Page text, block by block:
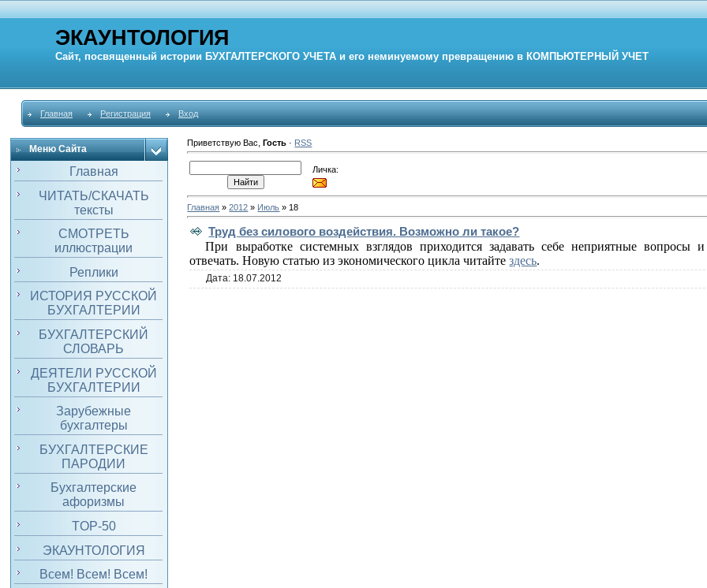
ЭКАУНТОЛОГИЯ
Сайт, посвященный истории БУХГАЛТЕРСКОГО УЧЕТА и его неминуемому превращению в КОМПЬЮТЕРНЫЙ УЧЕТ
Главная Регистрация Вход
Меню Сайта
Главная
ЧИТАТЬ/СКАЧАТЬ
тексты
СМОТРЕТЬ
иллюстрации
Реплики
ИСТОРИЯ РУССКОЙ
БУХГАЛТЕРИИ
БУХГАЛТЕРСКИЙ
СЛОВАРЬ
ДЕЯТЕЛИ РУССКОЙ
БУХГАЛТЕРИИ
Зарубежные
бухгалтеры
БУХГАЛТЕРСКИЕ
ПАРОДИИ
Бухгалтерские
афоризмы
TOP-50
ЭКАУНТОЛОГИЯ
Всем! Всем! Всем!
Приветствую Вас ,Гость · RSS
Личка:
Главная »2012 » Июль » 18
Труд без силового воздействия. Возможно ли такое?
При выработке системных взглядов приходится задавать себе неприятные
отвечать. Новую статью из экономического цикла читайтездесь.
Дата: 18.07.2012